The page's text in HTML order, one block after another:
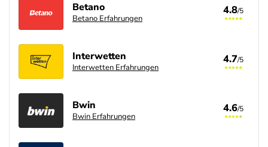
Betano
Betano Erfahrungen
4.8/5
Interwetten
Interwetten Erfahrungen
4.7/5
Bwin
Bwin Erfahrungen
4.6/5